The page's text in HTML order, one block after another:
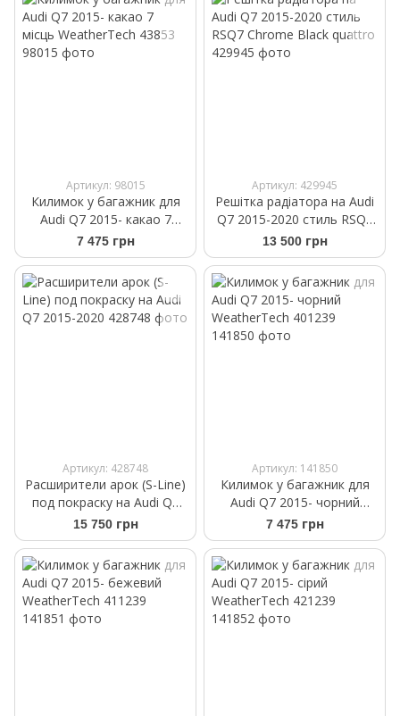
Артикул: 98015
Килимок у багажник для
Audi Q7 2015- какао 7
місць WeatherTech 43853
7 475 грн
Артикул: 429945
Решітка радіатора на Audi
Q7 2015-2020 стиль RSQ7
Chrome Black quattro
13 500 грн
Артикул: 428748
Расширители арок (S-Line)
под покраску на Audi Q7
2015-2020
15 750 грн
Артикул: 141850
Килимок у багажник для
Audi Q7 2015- чорний
WeatherTech 401239
7 475 грн